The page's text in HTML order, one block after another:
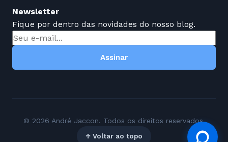
Newsletter
Fique por dentro das novidades do nosso blog.
Assinar
© 2026 André Jaccon. Todos os direitos reservados.
↑ Voltar ao topo